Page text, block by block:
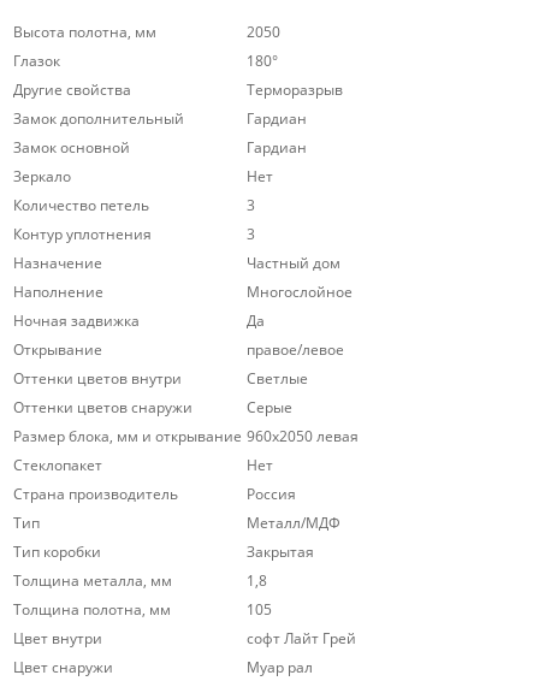
Высота полотна, мм
2050
Глазок
180°
Другие свойства
Терморазрыв
Замок дополнительный
Гардиан
Замок основной
Гардиан
Зеркало
Нет
Количество петель
3
Контур уплотнения
3
Назначение
Частный дом
Наполнение
Многослойное
Ночная задвижка
Да
Открывание
правое/левое
Оттенки цветов внутри
Светлые
Оттенки цветов снаружи
Серые
Размер блока, мм и открывание 960х2050 левая
Стеклопакет
Нет
Страна производитель
Россия
Тип
Металл/МДФ
Тип коробки
Закрытая
Толщина металла, мм
1,8
Толщина полотна, мм
105
Цвет внутри
софт Лайт Грей
Цвет снаружи
Муар рал